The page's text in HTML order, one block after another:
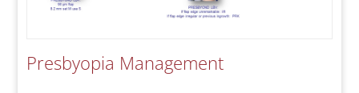
Presbyopia Management